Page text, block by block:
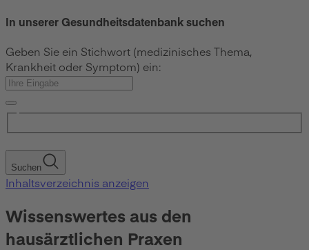
In unserer Gesundheitsdatenbank suchen
Geben Sie ein Stichwort (medizinisches Thema,
Krankheit oder Symptom) ein:
Suchen
Inhaltsverzeichnis anzeigen
Wissenswertes aus den
hausärztlichen Praxen